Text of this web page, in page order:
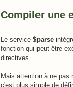
Compiler une
Le service $parse
fonction qui peut être
directives.
Mais attention à ne pas
c'est plus simple de